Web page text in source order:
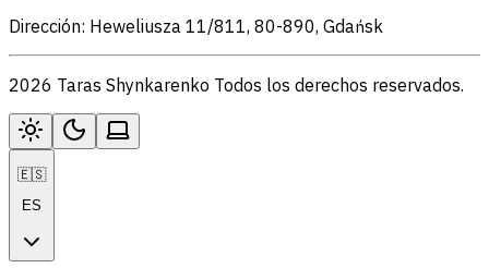
Dirección: Heweliusza 11/811, 80-890, Gdańsk
2026 Taras Shynkarenko Todos los derechos reservados.
🇪🇸
ES